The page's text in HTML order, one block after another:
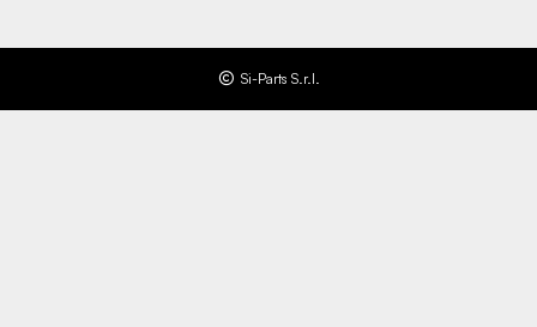
Si-Parts S.r.l.